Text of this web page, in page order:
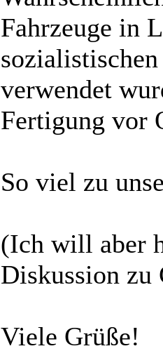
Fahrzeuge in
verwendet
Fertigung vor
So viel zu
(Ich will aber
Diskussion zu
Viele Grüße!